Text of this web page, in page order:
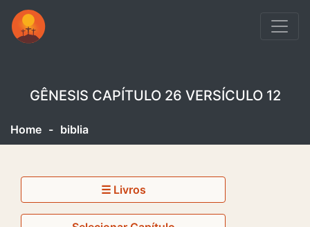
GÊNESIS CAPÍTULO 26 VERSÍCULO 12
Home - biblia
☰ Livros